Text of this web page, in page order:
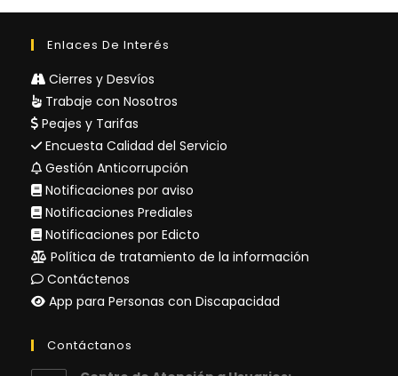
Enlaces De Interés
Cierres y Desvíos
Trabaje con Nosotros
Peajes y Tarifas
Encuesta Calidad del Servicio
Gestión Anticorrupción
Notificaciones por aviso
Notificaciones Prediales
Notificaciones por Edicto
Política de tratamiento de la información
Contáctenos
App para Personas con Discapacidad
Contáctanos